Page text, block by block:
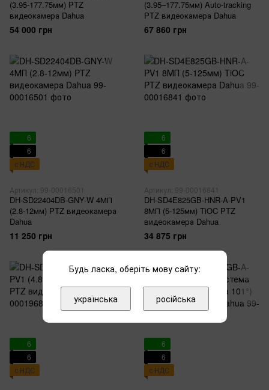
(3.95-177.75мм) PTZ
видеокамера Dahua
54 000 грн
(3.95–177.75мм) Auto-tracking
PTZ видеокамера Dahua
67 860 грн
6
6
с НДС
Артикул: 99-00016501
DH-SD22404DB-GNY-W 4МП
(2.8-12мм) PTZ видеокамера
Dahua
11 250 грн
6
6
с НДС
Артикул: 99-00016841
DH-SD4E825GB-HNR-A-PV1
8МП (5-125мм) TiOC PTZ
видеокамера Dahua
34 875 грн
6
6
с НДС
6
6
с НДС
Будь ласка, оберіть мову сайту:
українська російська